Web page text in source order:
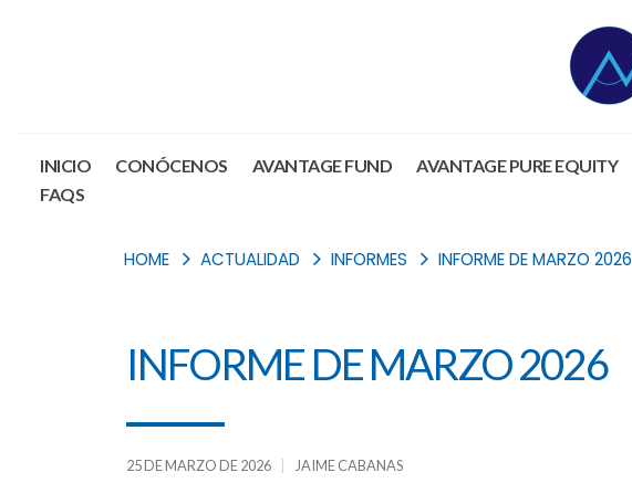
INICIO CONÓCENOS AVANTAGE FUND AVANTAGE PURE EQUITY
FAQS
HOME ACTUALIDAD INFORMES INFORME DE MARZO 2026
INFORME DE MARZO 2026
25 DE MARZO DE 2026 JAIME CABANAS